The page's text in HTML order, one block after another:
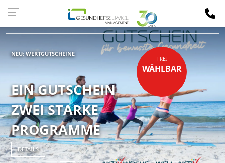
Kassen-
NEU: WERTGUTSCHEINE
EIN GUTSCHEIN
ZWEI STARKE
PROGRAMME
DETAILS
FREI
WÄHLBAR